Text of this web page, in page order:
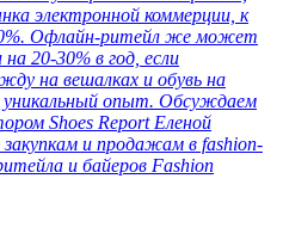
электронной коммерции, к
Офлайн-ритейл же может
20-30% в год, если
на вешалках и обувь на
уникальный опыт. Обсуждаем
Shoes Report Еленой
и продажам в fashion-
и байеров Fashion